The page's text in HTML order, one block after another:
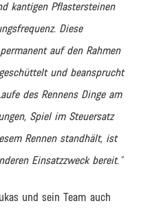
kantigen Pflastersteinen
Diese
auf den Rahmen
und beansprucht
des Rennens Dinge am
Spiel im Steuersatz
Rennen standhält, ist
Einsatzzweck bereit."
und sein Team auch